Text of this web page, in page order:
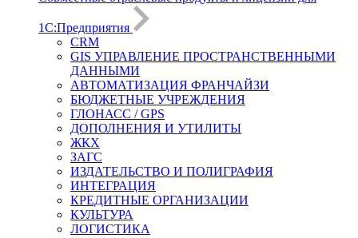
1С:Предприятия
CRM
GIS УПРАВЛЕНИЕ ПРОСТРАНСТВЕННЫМИ
ДАННЫМИ
АВТОМАТИЗАЦИЯ ФРАНЧАЙЗИ
БЮДЖЕТНЫЕ УЧРЕЖДЕНИЯ
ГЛОНАСС / GPS
ДОПОЛНЕНИЯ И УТИЛИТЫ
ЖКХ
ЗАГС
ИЗДАТЕЛЬСТВО И ПОЛИГРАФИЯ
ИНТЕГРАЦИЯ
КРЕДИТНЫЕ ОРГАНИЗАЦИИ
КУЛЬТУРА
ЛОГИСТИКА